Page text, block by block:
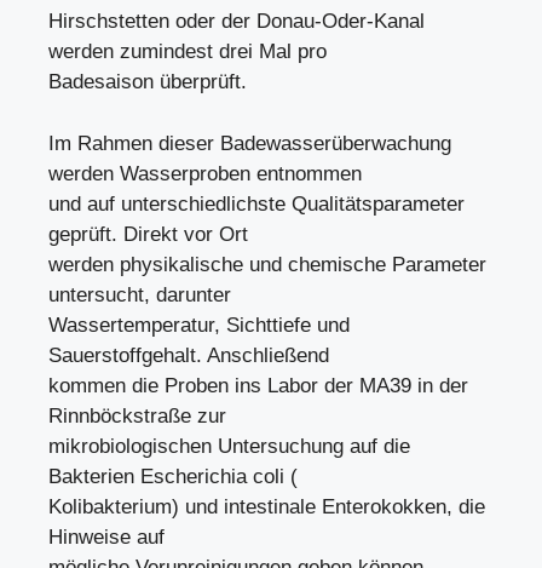
Hirschstetten oder der Donau-Oder-Kanal
werden zumindest drei Mal pro
Badesaison überprüft.
Im Rahmen dieser Badewasserüberwachung
werden Wasserproben entnommen
und auf unterschiedlichste Qualitätsparameter
geprüft. Direkt vor Ort
werden physikalische und chemische Parameter
untersucht, darunter
Wassertemperatur, Sichttiefe und
Sauerstoffgehalt. Anschließend
kommen die Proben ins Labor der MA39 in der
Rinnböckstraße zur
mikrobiologischen Untersuchung auf die
Bakterien Escherichia coli (
Kolibakterium) und intestinale Enterokokken, die
Hinweise auf